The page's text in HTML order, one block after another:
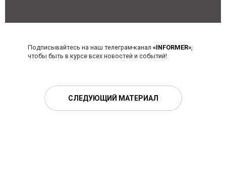
Подписывайтесь на наш телеграм-канал «INFORMER»,
чтобы быть в курсе всех новостей и событий!
СЛЕДУЮЩИЙ МАТЕРИАЛ